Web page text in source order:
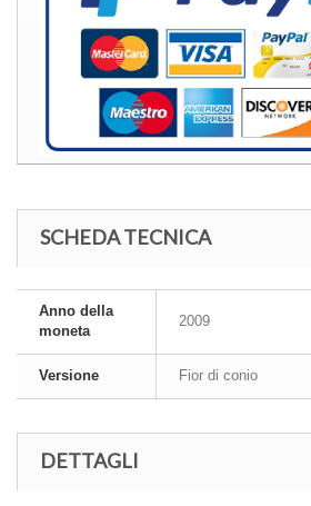
SCHEDA TECNICA
Anno della
moneta
2009
Versione Fior di conio
DETTAGLI